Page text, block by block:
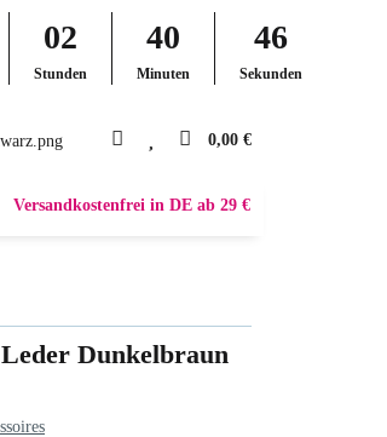
02
Stunden
40
Minuten
45
Sekunden
0,00 €
Versandkostenfrei in DE ab 29 €
Dunkelbraun